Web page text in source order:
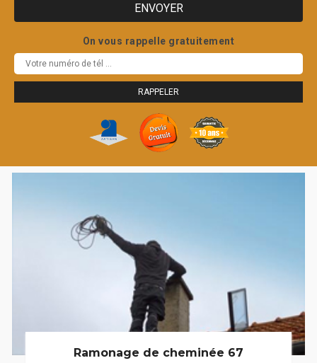
On vous rappelle gratuitement
Ramonage de cheminée 67